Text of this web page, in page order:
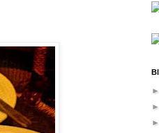
►
►
►